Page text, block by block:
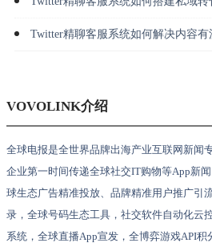
Twitter精聊客服系统如何解决内容
VOVOLINK介绍
全球电报是全世界品牌出海产业互联网新闻
企业第一时间传递全球社交IT购物等App新
球生态广告精准投放、品牌精准用户推广引
录，全球号码生态工具，社交软件自动化云
系统，全球直播App宣发，全博弈游戏API